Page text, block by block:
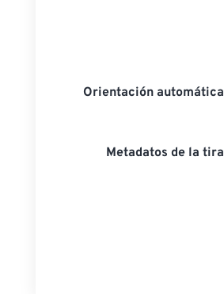
Orientación automática
Metadatos de la tira